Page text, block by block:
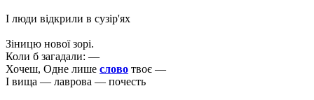
І люди відкрили в сузір'ях
Зіницю нової зорі.
Коли б загадали: —
Хочеш, Одне лише слово твоє —
І вища — лаврова — почесть